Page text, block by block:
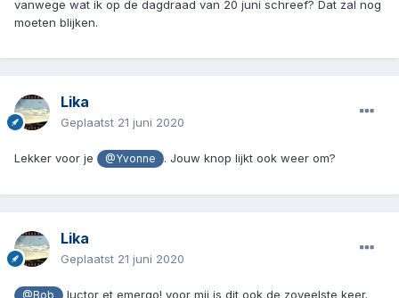
vanwege wat ik op de dagdraad van 20 juni schreef? Dat zal nog
moeten blijken.
Lika
Geplaatst 21 juni 2020
Lekker voor je @Yvonne . Jouw knop lijkt ook weer om?
Lika
Geplaatst 21 juni 2020
luctor et emergo! voor mij is dit ook de zoveelste keer.